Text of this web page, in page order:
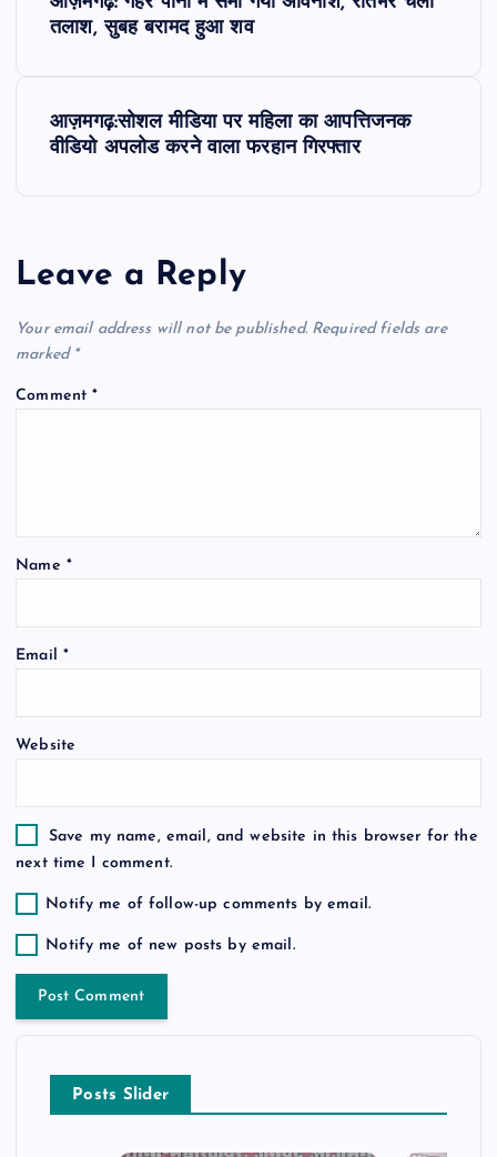
a
v
i
i
o
तलाश, सुबह बरामद हुआ शव
आज़मगढ़:सोशल मीडिया पर महिला का आपत्तिजनक
वीडियो अपलोड करने वाला फरहान गिरफ्तार
Leave a Reply
Your email address will not be published. Required fields are
marked *
Comment*
Name *
Email *
Website
Save my name, email, and website in this browser for the
next time I comment.
Notify me of follow-up comments by email.
Notify me of new posts by email.
Posts Slider